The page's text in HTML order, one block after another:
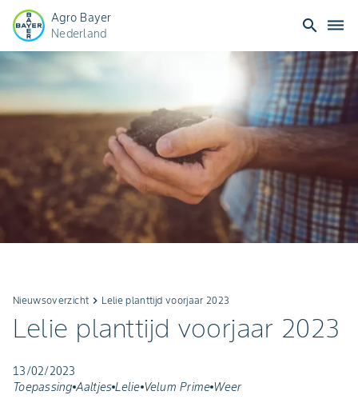
Agro Bayer
Nederland
search dehaze
Nieuwsoverzicht keyboard_arrow_right Lelie planttijd voorjaar 2023
Lelie planttijd voorjaar 2023
13/02/2023
Toepassing Aaltjes Lelie Velum Prime Weer